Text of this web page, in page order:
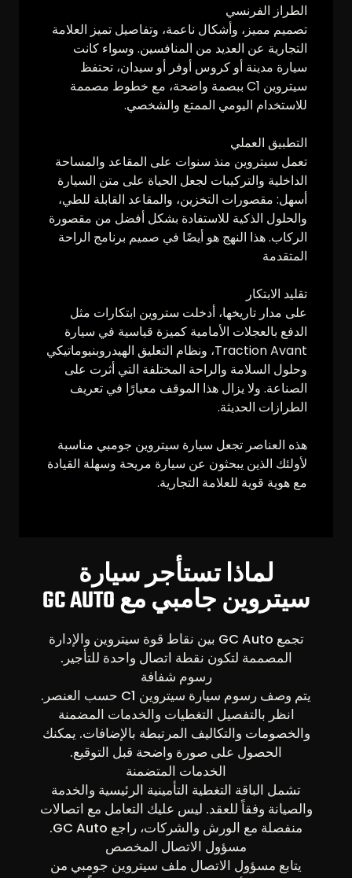
الطراز الفرنسي
تصميم مميز، وأشكال ناعمة، وتفاصيل تميز العلامة
التجارية عن العديد من المنافسين. وسواء كانت
سيارة مدينة أو كروس أوفر أو سيدان، تحتفظ
سيتروين C1 ببصمة واضحة، مع خطوط مصممة
للاستخدام اليومي الممتع والشخصي.
التطبيق العملي
تعمل سيتروين منذ سنوات على المقاعد والمساحة
الداخلية والتركيبات لجعل الحياة على متن السيارة
أسهل: مقصورات التخزين، والمقاعد القابلة للطي،
والحلول الذكية للاستفادة بشكل أفضل من مقصورة
الركاب. هذا النهج هو أيضًا في صميم برنامج الراحة
المتقدمة
تقليد الابتكار
على مدار تاريخها، أدخلت ستروين ابتكارات مثل
الدفع بالعجلات الأمامية كميزة قياسية في سيارة
Traction Avant، ونظام التعليق الهيدروبنيوماتيكي
وحلول السلامة والراحة المختلفة التي أثرت على
الصناعة. ولا يزال هذا الموقف معيارًا في تعريف
الطرازات الحديثة.
هذه العناصر تجعل سيارة سيتروين جومبي مناسبة
لأولئك الذين يبحثون عن سيارة مريحة وسهلة القيادة
مع هوية قوية للعلامة التجارية.
لماذا تستأجر سيارة
سيتروين جامبي مع GC AUTO
تجمع GC Auto بين نقاط قوة سيتروين والإدارة
المصممة لتكون نقطة اتصال واحدة للتأجير.
رسوم شفافة
يتم وصف رسوم سيارة سيتروين C1 حسب العنصر.
انظر بالتفصيل التغطيات والخدمات المضمنة
والخصومات والتكاليف المرتبطة بالإضافات. يمكنك
الحصول على صورة واضحة قبل التوقيع.
الخدمات المتضمنة
تشمل الباقة التغطية التأمينية الرئيسية والخدمة
والصيانة وفقاً للعقد. ليس عليك التعامل مع اتصالات
منفصلة مع الورش والشركات، راجع GC Auto.
مسؤول الاتصال المخصص
يتابع مسؤول الاتصال ملف سيتروين جومبي من